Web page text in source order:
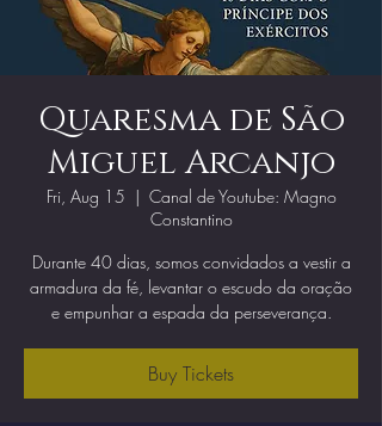
Quaresma de São
Miguel Arcanjo
Fri, Aug 15
  |
Canal de Youtube: Magno
Constantino
Durante 40 dias, somos convidados a vestir a
armadura da fé, levantar o escudo da oração
e empunhar a espada da perseverança.
Buy Tickets